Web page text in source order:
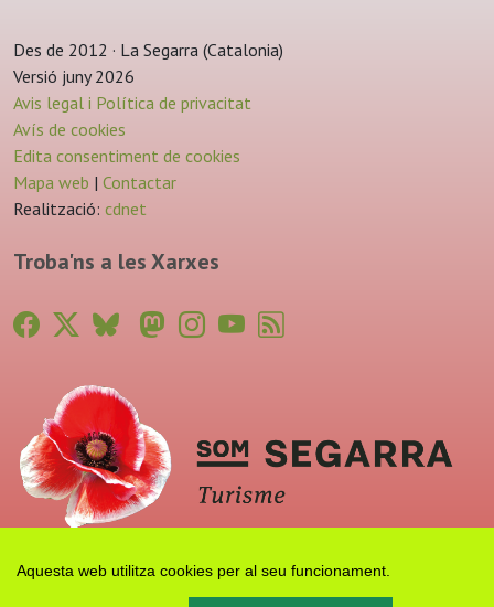
Aquesta web utilitza cookies per al seu funcionament.
Des de 2012 · La Segarra (Catalonia)
Versió juny 2026
Avis legal i Política de privacitat
Avís de cookies
Edita consentiment de cookies
Mapa web | Contactar
Realització: cdnet
Troba'ns a les Xarxes